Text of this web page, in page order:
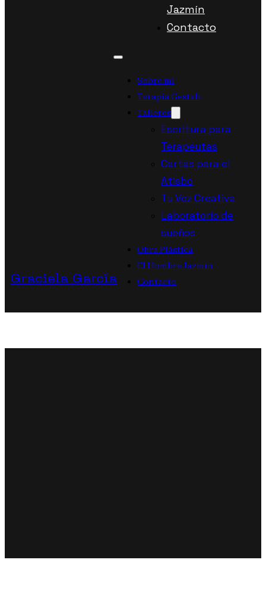
Graciela García
Jazmín
Contacto
Sobre mí
Terapia Gestalt
Talleres
Escritura para
Terapeutas
Cartas para el
Atisbo
Tu Voz Creativa
Laboratorio de
sueños
Obra Plástica
El Hombre Jazmín
Contacto